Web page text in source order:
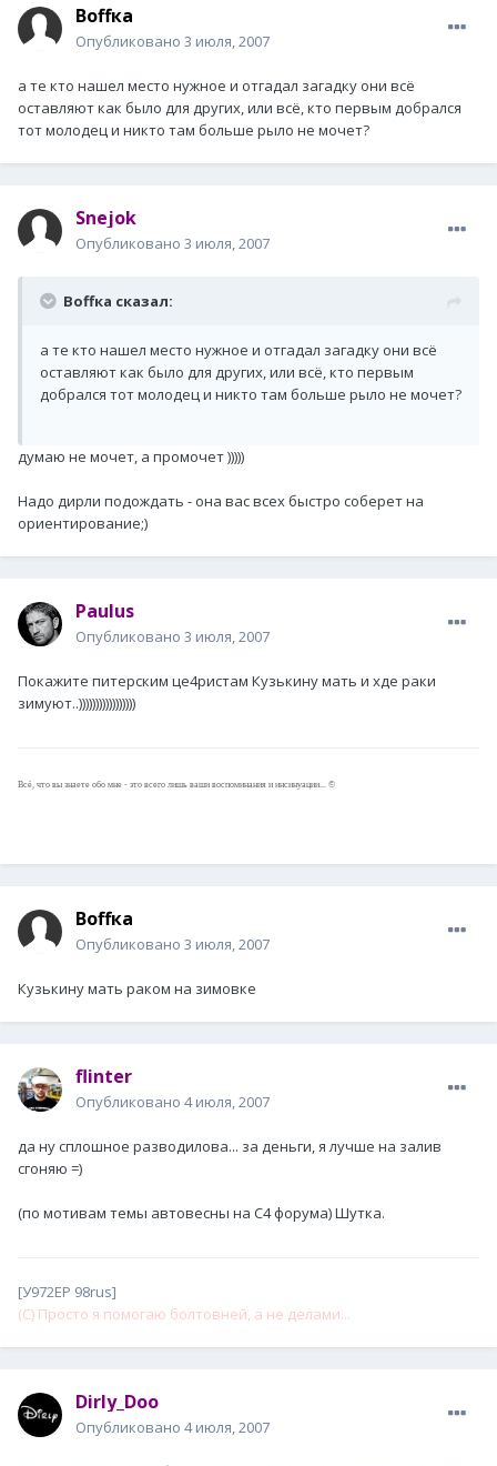
Воffка
Опубликовано 3 июля, 2007
а те кто нашел место нужное и отгадал загадку они всё
оставляют как было для других, или всё, кто первым добрался
тот молодец и никто там больше рыло не мочет?
Snejok
Опубликовано 3 июля, 2007
Воffка сказал:
а те кто нашел место нужное и отгадал загадку они всё
оставляют как было для других, или всё, кто первым
добрался тот молодец и никто там больше рыло не мочет?
думаю не мочет, а промочет )))))
Надо дирли подождать - она вас всех быстро соберет на
ориентирование;)
Paulus
Опубликовано 3 июля, 2007
Покажите питерским це4ристам Кузькину мать и хде раки
зимуют..)))))))))))))))))
Всё, что вы знаете обо мне - это всего лишь ваши воспоминания и инсинуации... ©
Воffка
Опубликовано 3 июля, 2007
Кузькину мать раком на зимовке
flinter
Опубликовано 4 июля, 2007
да ну сплошное разводилова... за деньги, я лучше на залив
сгоняю =)
(по мотивам темы автовесны на С4 форума) Шутка.
[У972ЕР 98rus]
(С) Просто я помогаю болтовней, а не делами...
Dirly_Doo
Опубликовано 4 июля, 2007